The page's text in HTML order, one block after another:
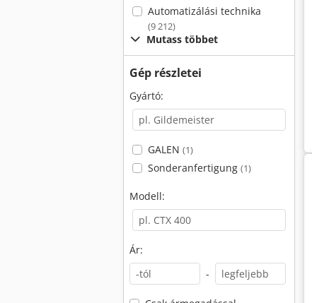
Automatizálási technika
(9 212)
Mutass többet
Gép részletei
Gyártó:
GALEN (1)
Sonderanfertigung (1)
Modell:
Ár:
-